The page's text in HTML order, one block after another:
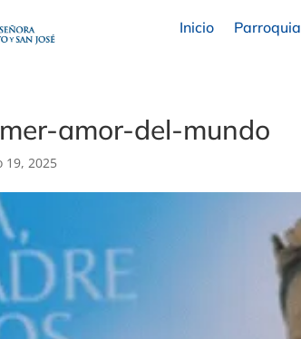
Inicio Parroquia
amor-del-mundo
19, 2025